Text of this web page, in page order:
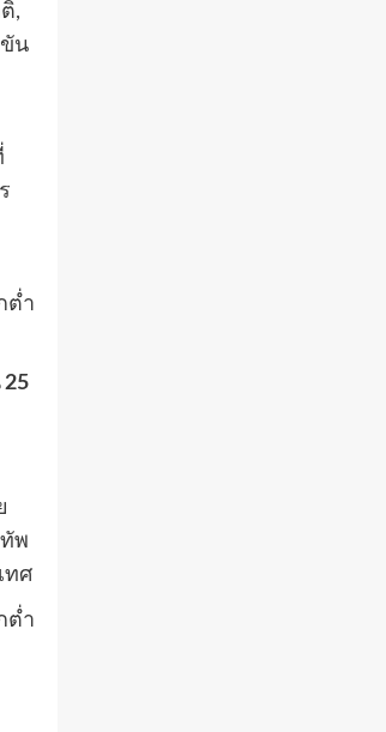
,
น
ต่ำ
พ
ทศ
ต่ำ